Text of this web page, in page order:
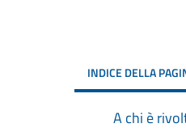
INDICE DELLA
A chi è